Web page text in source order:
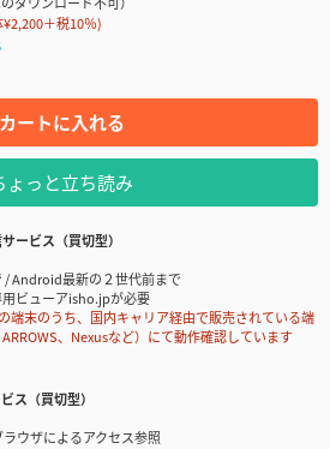
¥2,200＋税10％)
カートに入れる
ょっと立ち読み
ービス（買切型）
/ Android最新の２世代前まで
ビューアisho.jpが必要
末のうち、国内キャリア経由で販売されている端
、Nexusなど）にて動作確認しています
ス（買切型）
ウザによるアクセス参照